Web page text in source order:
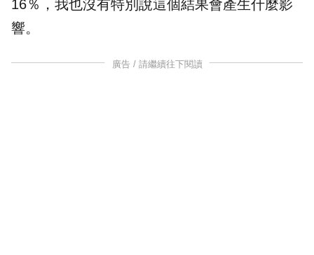
16％，我也沒有特別說這個結果會產生什麼影
響。
廣告 / 請繼續往下閱讀